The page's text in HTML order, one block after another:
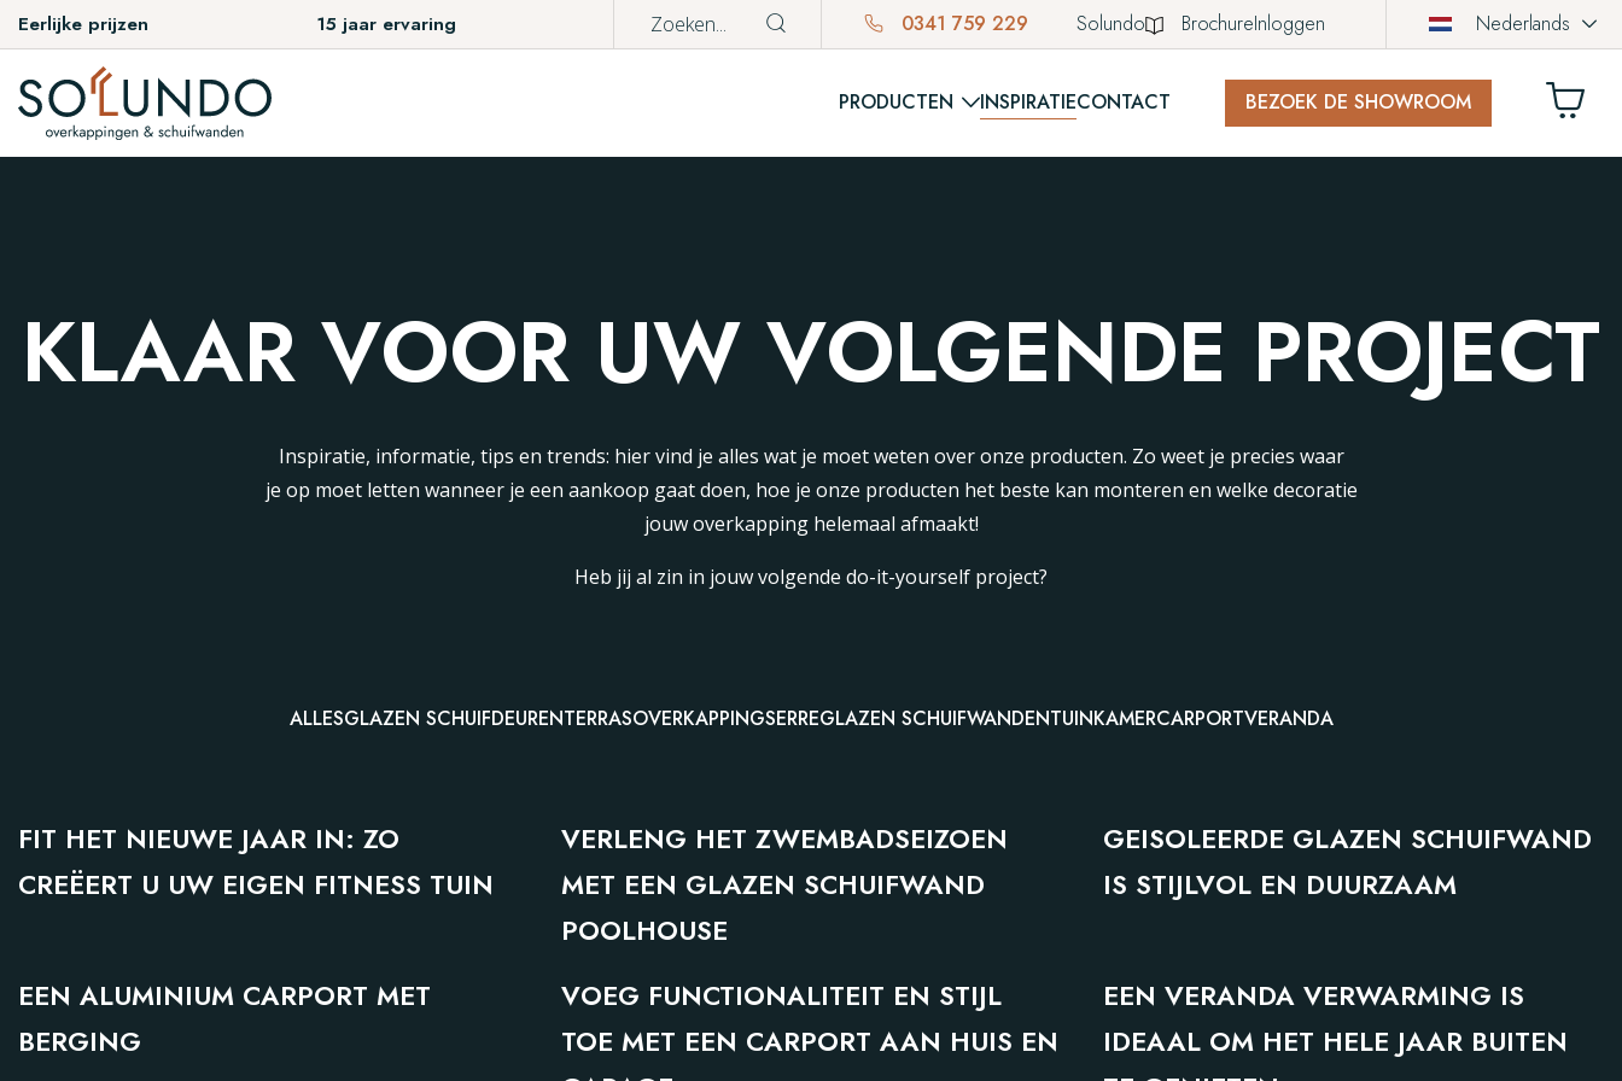
Eerlijke prijzen 15 jaar ervaring 0341 759 229 Solundo BrochureInloggen Nederlands
PRODUCTEN INSPIRATIECONTACT BEZOEK DE SHOWROOM
KLAAR VOOR UW VOLGENDE PROJECT
Inspiratie, informatie, tips en trends: hier vind je alles wat je moet weten over onze producten. Zo weet je precies waar
je op moet letten wanneer je een aankoop gaat doen, hoe je onze producten het beste kan monteren en welke decoratie
jouw overkapping helemaal afmaakt!
Heb jij al zin in jouw volgende do-it-yourself project?
ALLESGLAZEN SCHUIFDEURENTERRASOVERKAPPINGSERREGLAZEN SCHUIFWANDENTUINKAMERCARPORTVERANDA
FIT HET NIEUWE JAAR IN: ZO
CREËERT U UW EIGEN FITNESS TUIN
VERLENG HET ZWEMBADSEIZOEN
MET EEN GLAZEN SCHUIFWAND
POOLHOUSE
GEISOLEERDE GLAZEN SCHUIFWAND
IS STIJLVOL EN DUURZAAM
CARPORT
EEN ALUMINIUM CARPORT MET
BERGING
CARPORT
VOEG FUNCTIONALITEIT EN STIJL
TOE MET EEN CARPORT AAN HUIS EN
VERANDA
EEN VERANDA VERWARMING IS
IDEAAL OM HET HELE JAAR BUITEN
VERANDA TERRASOVERKAPPING